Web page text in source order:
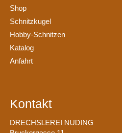
Shop
Schnitzkugel
Hobby-Schnitzen
Katalog
Anfahrt
Kontakt
DRECHSLEREI NUDING